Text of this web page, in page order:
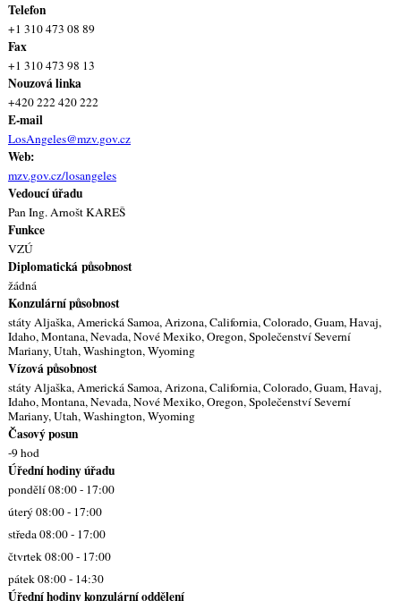
Telefon
+1 310 473 08 89
Fax
+1 310 473 98 13
Nouzová linka
+420 222 420 222
E-mail
LosAngeles@mzv.gov.cz
Web:
mzv.gov.cz/losangeles
Vedoucí úřadu
Pan Ing. Arnošt KAREŠ
Funkce
VZÚ
Diplomatická působnost
žádná
Konzulární působnost
státy Aljaška, Americká Samoa, Arizona, California, Colorado, Guam, Havaj,
Idaho, Montana, Nevada, Nové Mexiko, Oregon, Společenství Severní
Mariany, Utah, Washington, Wyoming
Vízová působnost
státy Aljaška, Americká Samoa, Arizona, California, Colorado, Guam, Havaj,
Idaho, Montana, Nevada, Nové Mexiko, Oregon, Společenství Severní
Mariany, Utah, Washington, Wyoming
Časový posun
-9 hod
Úřední hodiny úřadu
pondělí 08:00 - 17:00
úterý 08:00 - 17:00
středa 08:00 - 17:00
čtvrtek 08:00 - 17:00
pátek 08:00 - 14:30
Úřední hodiny konzulární oddělení